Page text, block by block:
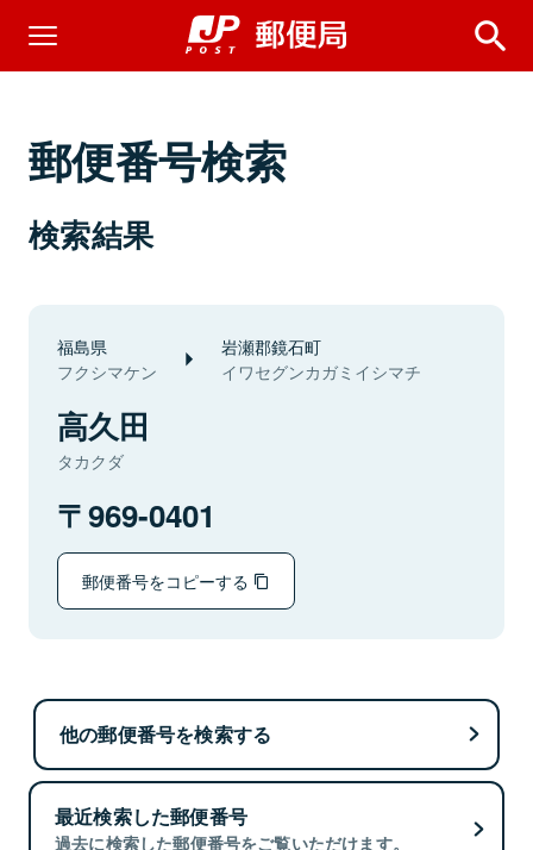
郵便番号検索
検索結果
福島県
フクシマケン
岩瀬郡鏡石町
イワセグンカガミイシマチ
高久田
タカクダ
969-0401
郵便番号をコピーする
他の郵便番号を検索する
最近検索した郵便番号
過去に検索した郵便番号をご覧いただけます。